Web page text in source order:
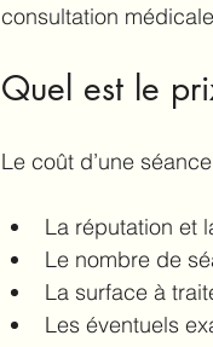
consultation
Quel est le
Le coût d’une séance
La réputation et
Le nombre de
La surface à
Les éventuels